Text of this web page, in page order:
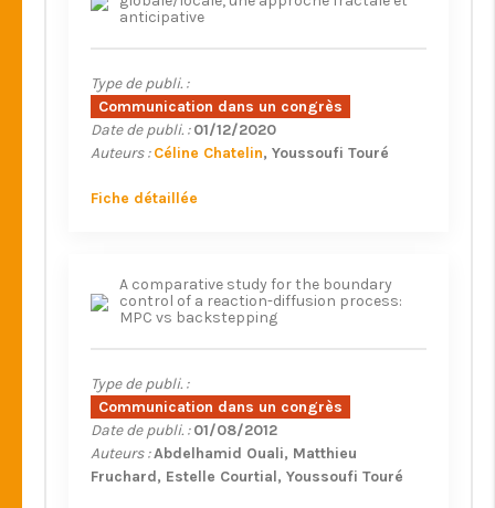
anticipative
Type de publi. :
Communication dans un congrès
Date de publi. : 01/12/2020
Auteurs : Céline Chatelin Youssoufi Touré
Fiche détaillée
A comparative study for the boundary
control of a reaction-diffusion process:
MPC vs backstepping
Type de publi. :
Communication dans un congrès
Date de publi. : 01/08/2012
Auteurs :Abdelhamid Ouali Matthieu
Fruchard Estelle Courtial Youssoufi Touré